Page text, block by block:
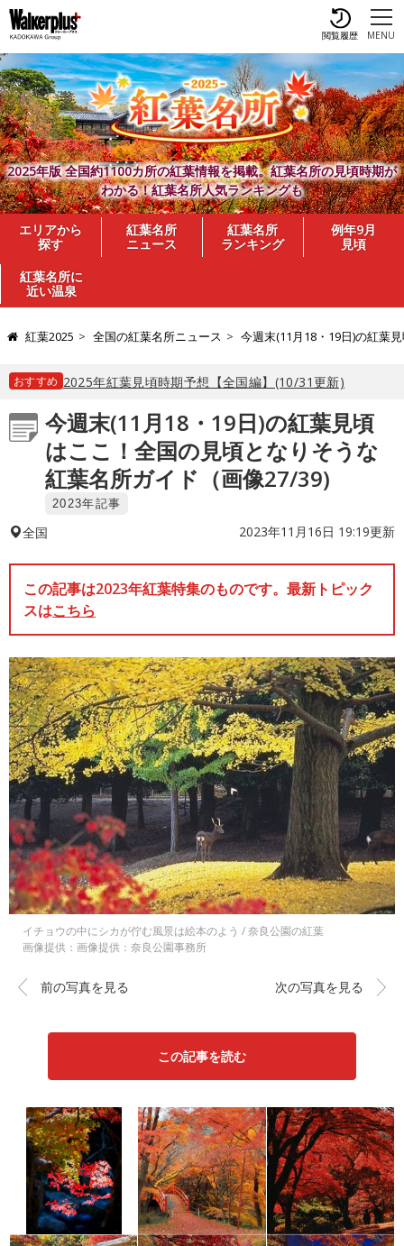
MENU
閲覧履歴
2025年版 全国約1100カ所の紅葉情報を掲載。紅葉名所の見頃時期が
わかる！紅葉名所人気ランキングも
エリアから
探す
紅葉名所
ニュース
紅葉名所
ランキング
例年9月
見頃
紅葉名所に
近い温泉
紅葉2025 全国の紅葉名所ニュース 今週末(11月18・19日)の紅葉
おすすめ 2025年紅葉見頃時期予想【全国編】(10/31更新)
今週末(11月18・19日)の紅葉見頃
はここ！全国の見頃となりそうな
紅葉名所ガイド（画像27/39)
2023年記事
全国 2023年11月16日 19:19更新
この記事は2023年紅葉特集のものです。最新トピック
スはこちら
イチョウの中にシカが佇む風景は絵本のよう / 奈良公園の紅葉
画像提供：画像提供：奈良公園事務所
前の写真を見る 次の写真を見る
この記事を読む